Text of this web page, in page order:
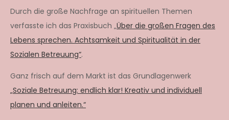
Durch die große Nachfrage an spirituellen Themen
verfasste ich das Praxisbuch „Über die großen Fragen des
Lebens sprechen. Achtsamkeit und Spiritualität in der
Sozialen Betreuung“.
Ganz frisch auf dem Markt ist das Grundlagenwerk
„Soziale Betreuung: endlich klar! Kreativ und individuell
planen und anleiten.“